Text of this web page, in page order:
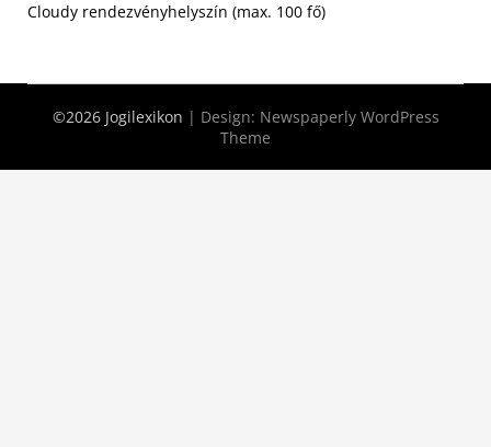
Cloudy rendezvényhelyszín (max. 100 fő)
©2026 Jogilexikon | Design: Newspaperly WordPress
Theme